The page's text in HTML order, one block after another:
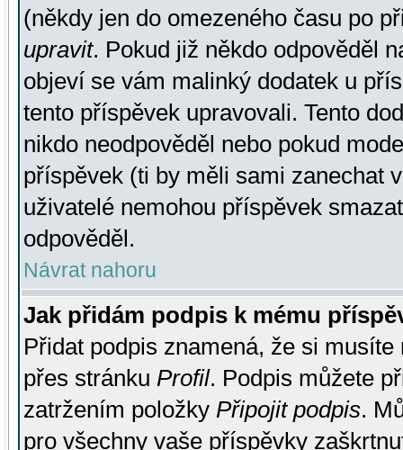
(někdy jen do omezeného času po
upravit. Pokud již někdo odpověděl
objeví se vám malinký dodatek u
tento příspěvek upravovali. Tento
nikdo neodpověděl nebo pokud
příspěvek (ti by měli sami zanechat
uživatelé nemohou příspěvek
odpověděl.
Návrat nahoru
Jak přidám podpis k mému
Přidat podpis znamená, že si
přes stránku Profil. Podpis můžete
zatržením položky Připojit podpis.
pro všechny vaše příspěvky